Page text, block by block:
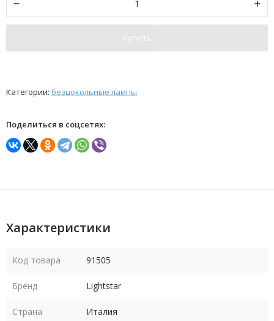
Купить
Категории: безцокольные лампы
Поделиться в соцсетях:
Характеристики
Код товара 91505
Бренд Lightstar
Страна
Италия